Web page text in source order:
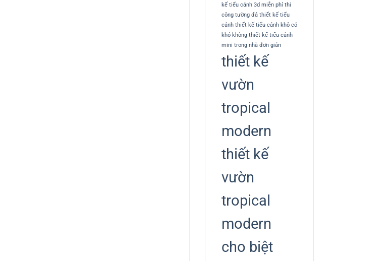
kế tiểu cảnh 3d miễn phí thi
công tường đá thiết kế tiểu
cảnh thiết kế tiểu cảnh khô có
khó không thiết kế tiểu cảnh
mini trong nhà đơn giản
thiết kế
vườn
tropical
modern
thiết kế
vườn
tropical
modern
cho biệt